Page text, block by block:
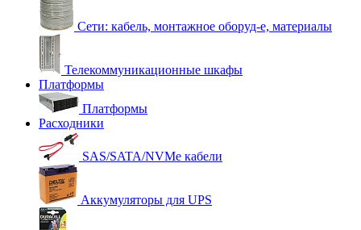
Сети: кабель, монтажное оборуд-е, материалы
Телекоммуникационные шкафы
Платформы
Платформы
Расходники
SAS/SATA/NVMe кабели
Аккумуляторы для UPS